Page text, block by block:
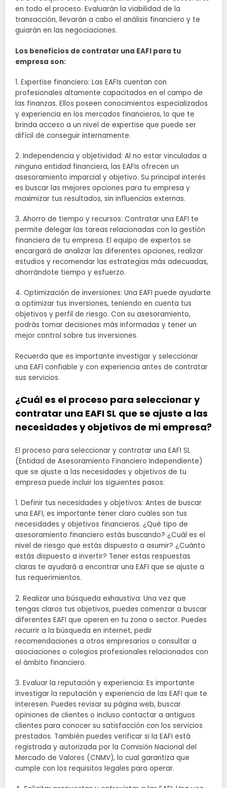
en todo el proceso. Evaluarán la viabilidad de la
transacción, llevarán a cabo el análisis financiero y te
guiarán en las negociaciones.
Los beneficios de contratar una EAFI para tu
empresa son:
1. Expertise financiero: Las EAFIs cuentan con
profesionales altamente capacitados en el campo de
las finanzas. Ellos poseen conocimientos especializados
y experiencia en los mercados financieros, lo que te
brinda acceso a un nivel de expertise que puede ser
difícil de conseguir internamente.
2. Independencia y objetividad: Al no estar vinculadas a
ninguna entidad financiera, las EAFIs ofrecen un
asesoramiento imparcial y objetivo. Su principal interés
es buscar las mejores opciones para tu empresa y
maximizar tus resultados, sin influencias externas.
3. Ahorro de tiempo y recursos: Contratar una EAFI te
permite delegar las tareas relacionadas con la gestión
financiera de tu empresa. El equipo de expertos se
encargará de analizar las diferentes opciones, realizar
estudios y recomendar las estrategias más adecuadas,
ahorrándote tiempo y esfuerzo.
4. Optimización de inversiones: Una EAFI puede ayudarte
a optimizar tus inversiones, teniendo en cuenta tus
objetivos y perfil de riesgo. Con su asesoramiento,
podrás tomar decisiones más informadas y tener un
mejor control sobre tus inversiones.
Recuerda que es importante investigar y seleccionar
una EAFI confiable y con experiencia antes de contratar
sus servicios.
¿Cuál es el proceso para seleccionar y
contratar una EAFI SL que se ajuste a las
necesidades y objetivos de mi empresa?
El proceso para seleccionar y contratar una EAFI SL
(Entidad de Asesoramiento Financiero Independiente)
que se ajuste a las necesidades y objetivos de tu
empresa puede incluir los siguientes pasos:
1. Definir tus necesidades y objetivos: Antes de buscar
una EAFI, es importante tener claro cuáles son tus
necesidades y objetivos financieros. ¿Qué tipo de
asesoramiento financiero estás buscando? ¿Cuál es el
nivel de riesgo que estás dispuesto a asumir? ¿Cuánto
estás dispuesto a invertir? Tener estas respuestas
claras te ayudará a encontrar una EAFI que se ajuste a
tus requerimientos.
2. Realizar una búsqueda exhaustiva: Una vez que
tengas claros tus objetivos, puedes comenzar a buscar
diferentes EAFI que operen en tu zona o sector. Puedes
recurrir a la búsqueda en internet, pedir
recomendaciones a otros empresarios o consultar a
asociaciones o colegios profesionales relacionados con
el ámbito financiero.
3. Evaluar la reputación y experiencia: Es importante
investigar la reputación y experiencia de las EAFI que te
interesen. Puedes revisar su página web, buscar
opiniones de clientes o incluso contactar a antiguos
clientes para conocer su satisfacción con los servicios
prestados. También puedes verificar si la EAFI está
registrada y autorizada por la Comisión Nacional del
Mercado de Valores (CNMV), lo cual garantiza que
cumple con los requisitos legales para operar.